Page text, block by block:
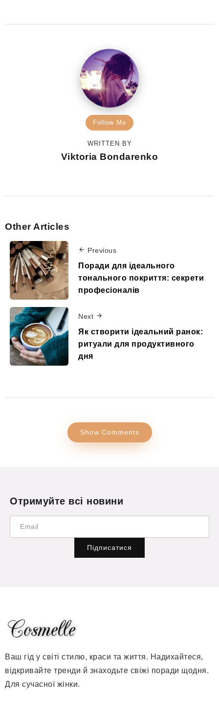
Follow Me
WRITTEN BY
Viktoria Bondarenko
Other Articles
Previous
Поради для ідеального
тонального покриття: секрети
професіоналів
Next
Як створити ідеальний ранок:
ритуали для продуктивного
дня
Show Comments
Отримуйте всі новини
Підписатися
Ваш гід у світі стилю, краси та життя. Надихайтеся,
відкривайте тренди й знаходьте свіжі поради щодня.
Для сучасної жінки.